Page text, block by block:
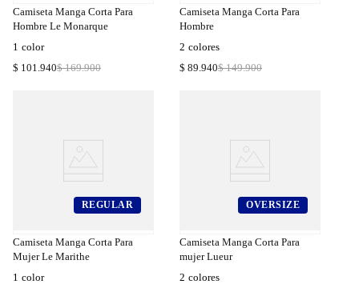
Camiseta Manga Corta Para
Hombre Le Monarque
1 color
$ 169.900
$ 101 940
Camiseta Manga Corta Para
Hombre
2 colores
$ 149.900
$ 89 940
REGULAR
Camiseta Manga Corta Para
Mujer Le Marithe
1 color
OVERSIZE
Camiseta Manga Corta Para
mujer Lueur
2 colores